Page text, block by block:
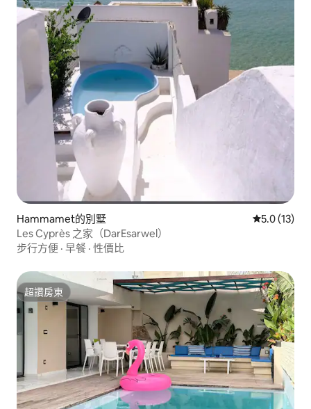
Hammamet的別墅 從 13 則評
5.0 (13)
Les Cyprès 之家（DarEsarwel）
步行方便 · 早餐 · 性價比
超讚房東
超讚房東